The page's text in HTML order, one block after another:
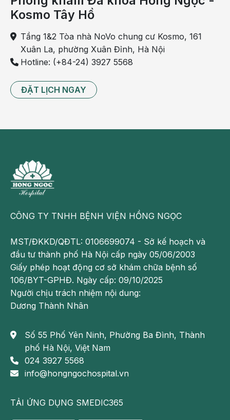
Kosmo Tây Hồ
Tầng 1&2 Tòa nhà NoVo chung cư Kosmo, 161
Xuân La, phường Xuân Đỉnh, Hà Nội
Hotline: (+84-24) 3927 5568
ĐẶT LỊCH NGAY
CÔNG TY TNHH BỆNH VIỆN HỒNG NGỌC
MST/ĐKKD/QĐTL: 0106699074 - Sở kế hoạch và
đầu tư thành phố Hà Nội cấp ngày 05/06/2003
Giấy phép hoạt động cơ sở khám chữa bệnh số
106/BYT-GPHĐ. Ngày cấp: 09/10/2025
Người chịu trách nhiệm nội dung:
Dương Thành Nhân
Số 55 Phố Yên Ninh, Phường Ba Đình, Thành
phố Hà Nội, Việt Nam
024 3927 5568
info@hongngochospital.vn
TẢI ỨNG DỤNG SMEDIC365